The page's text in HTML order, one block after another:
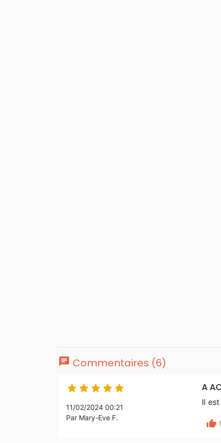
chat Commentaires (6)
    
11/02/2024 00:21
Par Mary-Eve F.
A
Il
thumb_up 1